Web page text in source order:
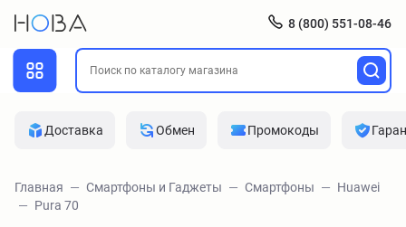
8 (800) 551-08-46
Доставка Обмен Промокоды
Главная Смартфоны и Гаджеты Смартфоны
Huawei
Pura 70